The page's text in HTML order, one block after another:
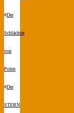
#Der
Schlächter
von
Polen
#Der
STERN